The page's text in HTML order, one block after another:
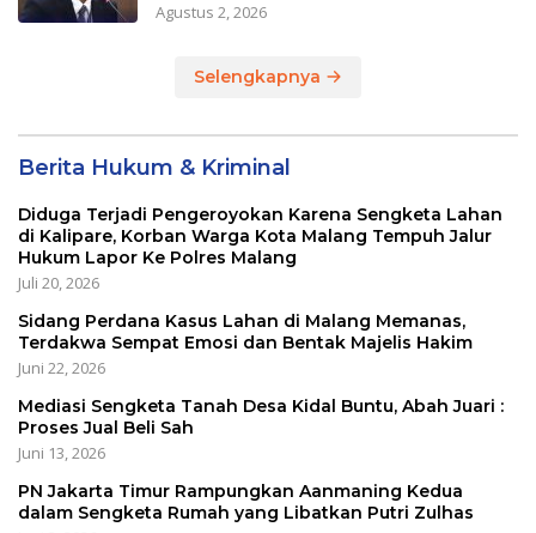
Agustus 2, 2026
Selengkapnya
Berita Hukum & Kriminal
Diduga Terjadi Pengeroyokan Karena Sengketa Lahan
di Kalipare, Korban Warga Kota Malang Tempuh Jalur
Hukum Lapor Ke Polres Malang
Juli 20, 2026
Sidang Perdana Kasus Lahan di Malang Memanas,
Terdakwa Sempat Emosi dan Bentak Majelis Hakim
Juni 22, 2026
Mediasi Sengketa Tanah Desa Kidal Buntu, Abah Juari :
Proses Jual Beli Sah
Juni 13, 2026
PN Jakarta Timur Rampungkan Aanmaning Kedua
dalam Sengketa Rumah yang Libatkan Putri Zulhas